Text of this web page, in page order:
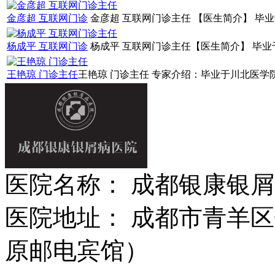
金彦超 互联网门诊 金彦超 互联网门诊主任 【医生简介】 毕
杨成平 互联网门诊 杨成平 互联网门诊主任【医生简介】 毕
王艳琼 门诊主任王艳琼 门诊主任 专家介绍：毕业于川北医学
医院名称： 成都银康银
医院地址： 成都市青羊
原邮电宾馆）